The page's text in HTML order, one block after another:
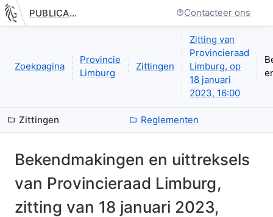
Nieuwe pagina: PUBLICATIE.GELINKT-NOTULEREN.VLAANDEREN.BE Contacteer ons
Zoekpagina
Provincie
Limburg
Zittingen
Zitting van
Provincieraad
Limburg, op
18 januari
2023, 16:00
Zittingen Reglementen
Bekendmakingen en uittreksels
van Provincieraad Limburg,
zitting van 18 januari 2023,